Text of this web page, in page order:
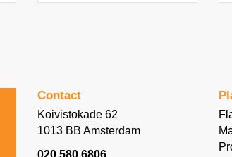
Contact
Koivistokade 62
1013 BB Amsterdam